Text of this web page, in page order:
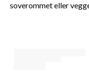
soverommet eller